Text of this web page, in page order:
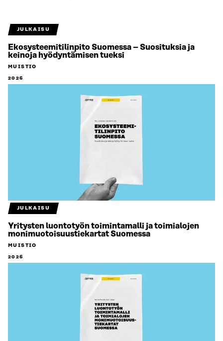
JULKAISU
Ekosysteemitilinpito Suomessa – Suosituksia ja
keinoja hyödyntämisen tueksi
MUISTIO
2026
JULKAISU
Yritysten luontotyön toimintamalli ja toimialojen
monimuotoisuustiekartat Suomessa
MUISTIO
2026